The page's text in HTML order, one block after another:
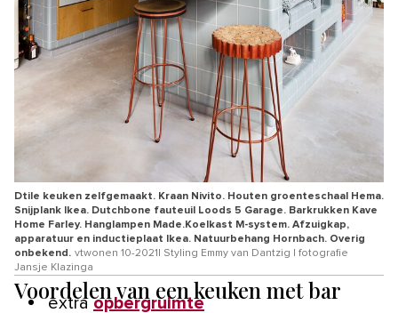
Dtile keuken zelfgemaakt. Kraan Nivito. Houten groenteschaal Hema.
Snijplank Ikea. Dutchbone fauteuil Loods 5 Garage. Barkrukken Kave
Home Farley. Hanglampen Made.Koelkast M-system. Afzuigkap,
apparatuur en inductieplaat Ikea. Natuurbehang Hornbach. Overig
onbekend. vtwonen 10-2021| Styling Emmy van Dantzig | fotografie
Jansje Klazinga
Voordelen van een keuken met bar
extraopbergruimte